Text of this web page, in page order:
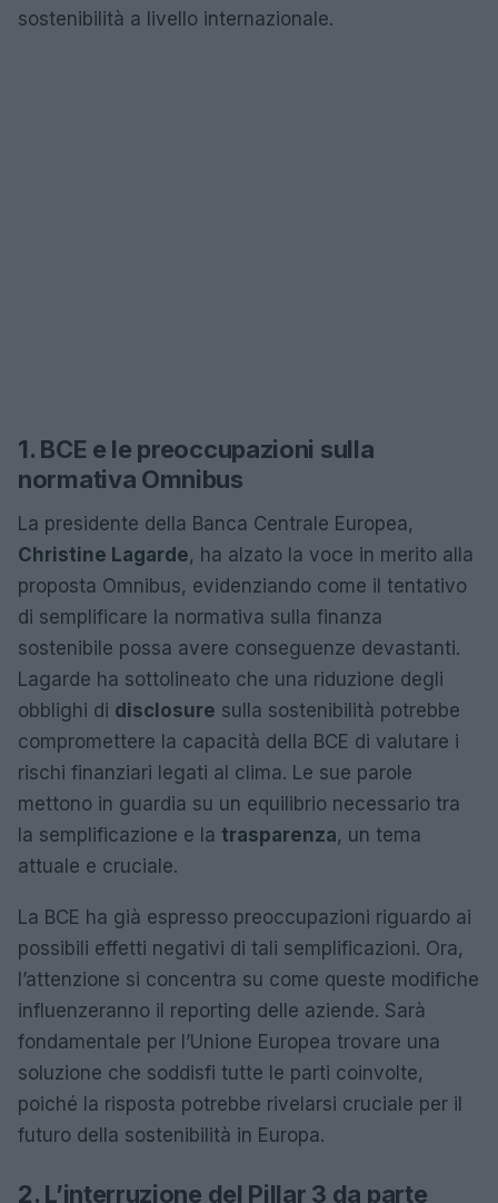
sostenibilità a livello internazionale.
1. BCE e le preoccupazioni sulla
normativa Omnibus
La presidente della Banca Centrale Europea,
Christine Lagarde, ha alzato la voce in merito alla
proposta Omnibus, evidenziando come il tentativo
di semplificare la normativa sulla finanza
sostenibile possa avere conseguenze devastanti.
Lagarde ha sottolineato che una riduzione degli
obblighi di disclosure sulla sostenibilità potrebbe
compromettere la capacità della BCE di valutare i
rischi finanziari legati al clima. Le sue parole
mettono in guardia su un equilibrio necessario tra
la semplificazione e la trasparenza, un tema
attuale e cruciale.
La BCE ha già espresso preoccupazioni riguardo ai
possibili effetti negativi di tali semplificazioni. Ora,
l’attenzione si concentra su come queste modifiche
influenzeranno il reporting delle aziende. Sarà
fondamentale per l’Unione Europea trovare una
soluzione che soddisfi tutte le parti coinvolte,
poiché la risposta potrebbe rivelarsi cruciale per il
futuro della sostenibilità in Europa.
2. L’interruzione del Pillar 3 da parte